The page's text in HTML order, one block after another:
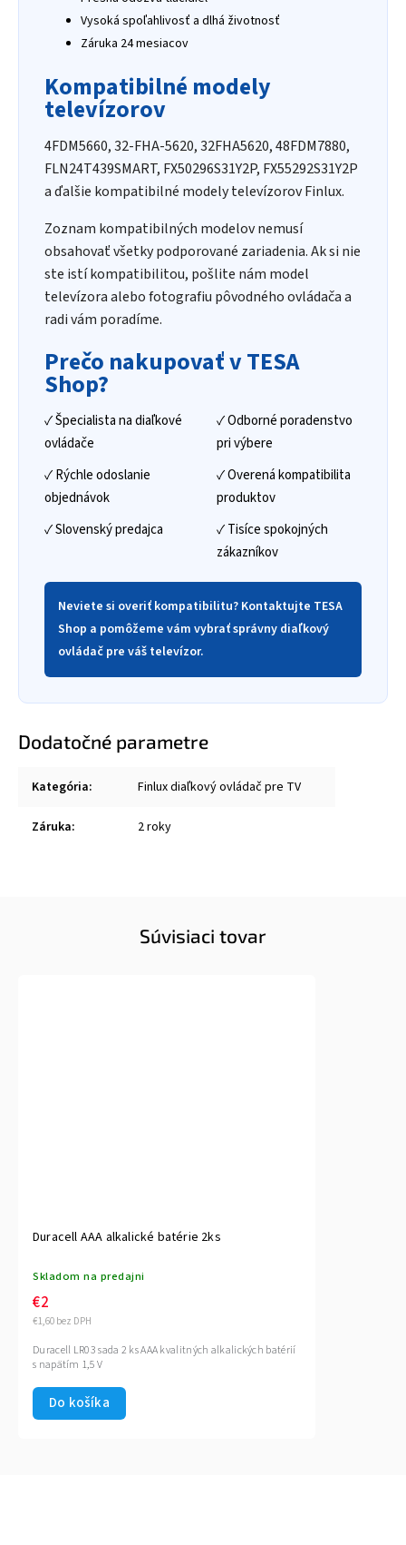
Vysoká spoľahlivosť a dlhá životnosť
Záruka 24 mesiacov
Kompatibilné modely
televízorov
4FDM5660, 32-FHA-5620, 32FHA5620, 48FDM7880,
FLN24T439SMART, FX50296S31Y2P, FX55292S31Y2P
a ďalšie kompatibilné modely televízorov Finlux.
Zoznam kompatibilných modelov nemusí
obsahovať všetky podporované zariadenia. Ak si nie
ste istí kompatibilitou, pošlite nám model
televízora alebo fotografiu pôvodného ovládača a
radi vám poradíme.
Prečo nakupovať v TESA
Shop?
✓ Špecialista na diaľkové
ovládače
✓ Odborné poradenstvo
pri výbere
✓ Rýchle odoslanie
objednávok
✓ Overená kompatibilita
produktov
✓ Slovenský predajca
✓ Tisíce spokojných
zákazníkov
Neviete si overiť kompatibilitu? Kontaktujte TESA
Shop a pomôžeme vám vybrať správny diaľkový
ovládač pre váš televízor.
Dodatočné parametre
Kategória: Finlux diaľkový ovládač pre TV
Záruka: 2 roky
Súvisiaci tovar
Duracell AAA alkalické batérie 2ks
Skladom na predajni
€1,60 bez DPH
€2
Do košíka
Duracell LR03 sada 2 ks AAA kvalitných alkalických batérií
s napätím 1,5 V